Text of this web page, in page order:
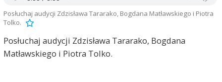
Posłuchaj audycji Zdzisława Tararako, Bogdana Matławskiego i Piotra
Tolko.
Posłuchaj audycji Zdzisława Tararako, Bogdana
Matławskiego i Piotra Tolko.